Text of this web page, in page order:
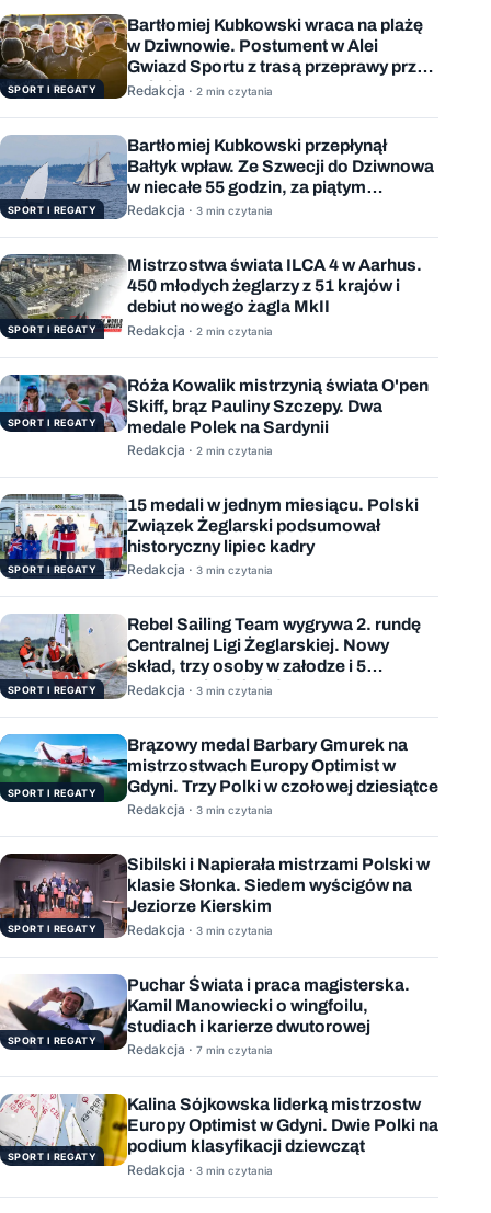
SPORT I REGATY
Bartłomiej Kubkowski wraca na plażę
w Dziwnowie. Postument w Alei
Gwiazd Sportu z trasą przeprawy przez
Bałtyk
Redakcja · 2 min czytania
SPORT I REGATY
Bartłomiej Kubkowski przepłynął
Bałtyk wpław. Ze Szwecji do Dziwnowa
w niecałe 55 godzin, za piątym
podejściem
Redakcja · 3 min czytania
SPORT I REGATY
Mistrzostwa świata ILCA 4 w Aarhus.
450 młodych żeglarzy z 51 krajów i
debiut nowego żagla MkII
Redakcja · 2 min czytania
SPORT I REGATY
Róża Kowalik mistrzynią świata O'pen
Skiff, brąz Pauliny Szczepy. Dwa
medale Polek na Sardynii
Redakcja · 2 min czytania
SPORT I REGATY
15 medali w jednym miesiącu. Polski
Związek Żeglarski podsumował
historyczny lipiec kadry
Redakcja · 3 min czytania
SPORT I REGATY
Rebel Sailing Team wygrywa 2. rundę
Centralnej Ligi Żeglarskiej. Nowy
skład, trzy osoby w załodze i 5
wygranych wyścigów
Redakcja · 3 min czytania
SPORT I REGATY
Brązowy medal Barbary Gmurek na
mistrzostwach Europy Optimist w
Gdyni. Trzy Polki w czołowej dziesiątce
Redakcja · 3 min czytania
SPORT I REGATY
Sibilski i Napierała mistrzami Polski w
klasie Słonka. Siedem wyścigów na
Jeziorze Kierskim
Redakcja · 3 min czytania
SPORT I REGATY
Puchar Świata i praca magisterska.
Kamil Manowiecki o wingfoilu,
studiach i karierze dwutorowej
Redakcja · 7 min czytania
SPORT I REGATY
Kalina Sójkowska liderką mistrzostw
Europy Optimist w Gdyni. Dwie Polki na
podium klasyfikacji dziewcząt
Redakcja · 3 min czytania